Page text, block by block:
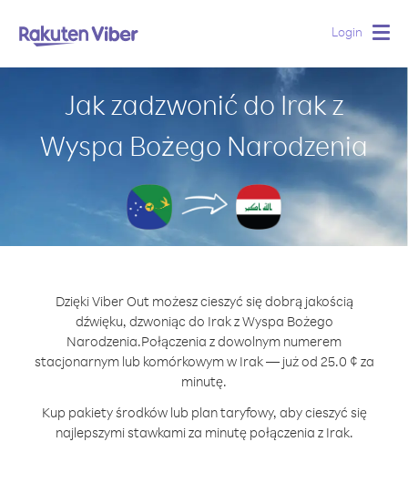
Login
Jak zadzwonić do Irak z
Wyspa Bożego Narodzenia
Dzięki Viber Out możesz cieszyć się dobrą jakością
dźwięku, dzwoniąc do Irak z Wyspa Bożego
Narodzenia.Połączenia z dowolnym numerem
stacjonarnym lub komórkowym w Irak — już od 25.0 ¢ za
minutę.
Kup pakiety środków lub plan taryfowy, aby cieszyć się
najlepszymi stawkami za minutę połączenia z Irak.